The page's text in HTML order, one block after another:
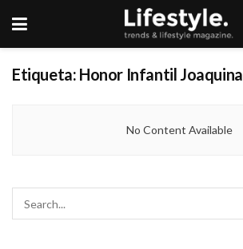
Etiqueta: Honor Infantil
No Content Available